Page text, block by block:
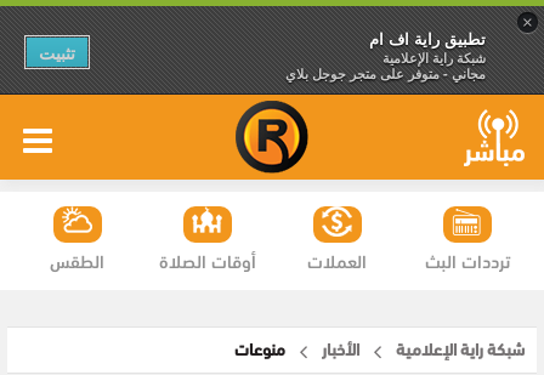
×
تطبيق راية اف ام
شبكة راية الإعلامية
مجاني - متوفر على متجر جوجل بلاي
تثبيت
الطقس أوقات الصلاة العملات ترددات البث
شبكة راية الإعلامية الأخبار منوعات